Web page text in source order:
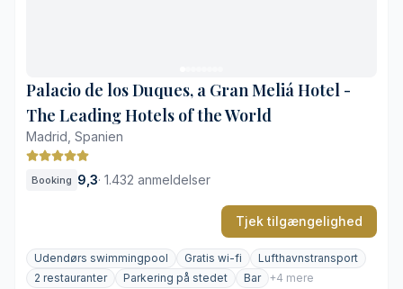
Palacio de los Duques, a Gran Meliá Hotel -
The Leading Hotels of the World
Madrid, Spanien
Booking 9,3· 1.432 anmeldelser
Tjek tilgængelighed
Udendørs swimmingpool Gratis wi-fi
Lufthavnstransport
2 restauranter
Parkering på stedet Bar +4 mere